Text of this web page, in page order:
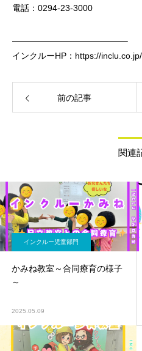
電話：0294-23-3000
—————————————–
インクルーHP：https://
前の記事
関連
インクルー児童部門
かみね教室～合同療育の様子
～
2025.05.09